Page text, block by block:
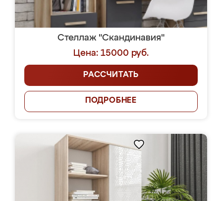
Стеллаж "Скандинавия"
Цена: 15000 руб.
РАССЧИТАТЬ
ПОДРОБНЕЕ